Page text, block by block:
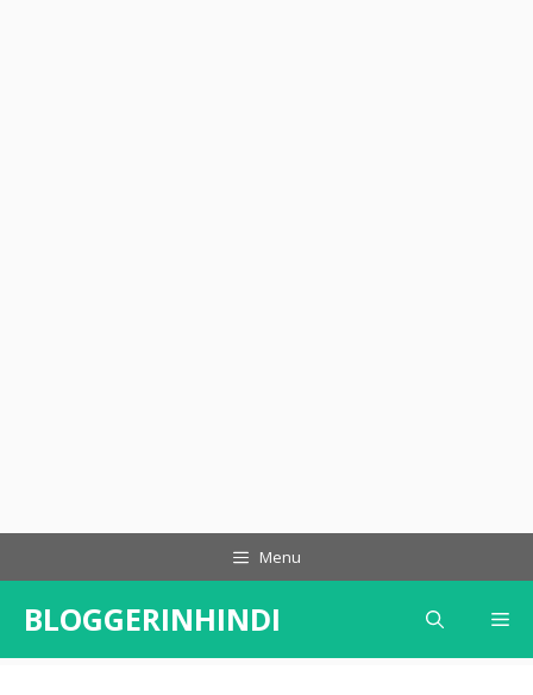
to
content
Menu
BLOGGERINHINDI